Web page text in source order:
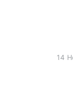
14